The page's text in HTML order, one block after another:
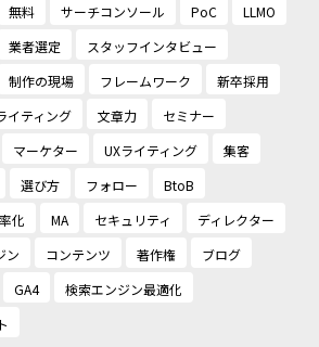
無料 サーチコンソール PoC
LLMO
業者選定
スタッフインタビュー
制作の現場 フレームワーク
新卒採用
イティング 文章力
セミナー
マーケター UXライティング
集客
選び方 フォロー
BtoB
化 MA セキュリティ
ディレクター
ン コンテンツ 著作権
ブログ
GA4
検索エンジン最適化